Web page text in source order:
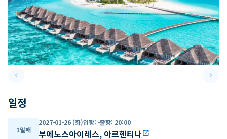
keyboard_arrow_leftPrevious slide keyboard_arrow_right
일정
1일째
2027-01-26 (화)입항: -출항: 20:00
부에노스아이레스, 아르헨티나open_in_new